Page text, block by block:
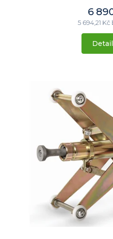
6
5 694,21
Detail